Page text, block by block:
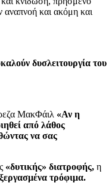
και ακόμη και
δυσλειτουργία του
ΜακΦάιλ «Αν η
από λάθος
να σας
«δυτικής» διατροφής, η
τρόφιμα.